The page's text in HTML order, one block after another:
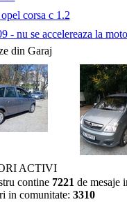
corsa c 1.2
- nu se accelereaza la
din Garaj
ACTIVI
contine 7221 de mesaje
in comunitate: 3310